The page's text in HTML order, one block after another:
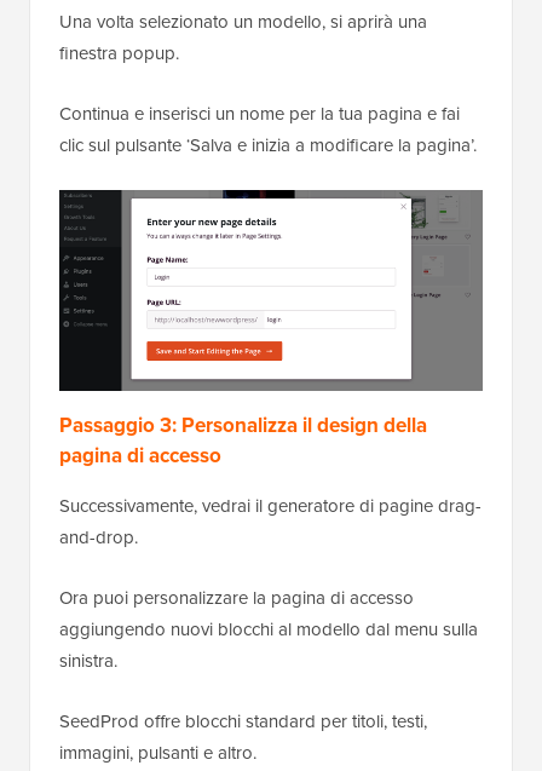
Una volta selezionato un modello, si aprirà una
finestra popup.
Continua e inserisci un nome per la tua pagina e fai
clic sul pulsante ‘Salva e inizia a modificare la pagina’.
Passaggio 3: Personalizza il design della
pagina di accesso
Successivamente, vedrai il generatore di pagine drag-
and-drop.
Ora puoi personalizzare la pagina di accesso
aggiungendo nuovi blocchi al modello dal menu sulla
sinistra.
SeedProd offre blocchi standard per titoli, testi,
immagini, pulsanti e altro.